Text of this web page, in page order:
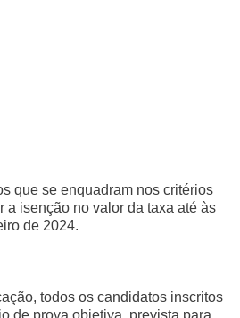
que se enquadram nos critérios
a isenção no valor da taxa até às
de 2024.
todos os candidatos inscritos
de prova objetiva, prevista para